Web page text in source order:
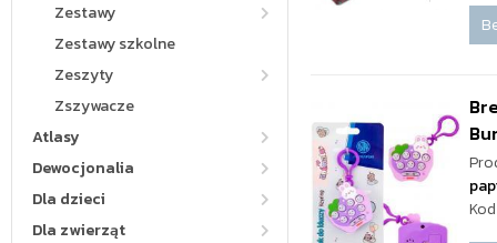
Zestawy
Zestawy szkolne
Zeszyty
Zszywacze
Atlasy
Dewocjonalia
Dla dzieci
Dla zwierząt